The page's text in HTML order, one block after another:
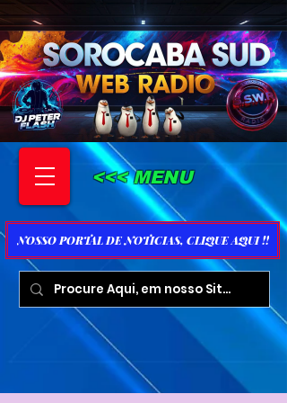
<<< MENU
NOSSO PORTAL DE NOTICIAS, CLIQUE AQUI !!